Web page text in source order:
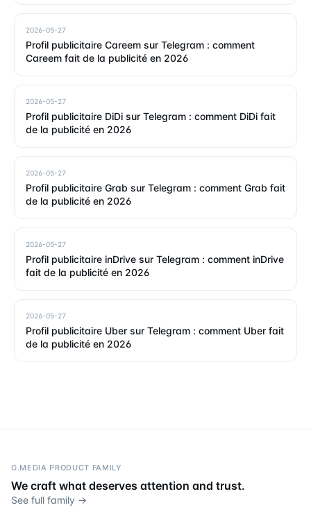
2026-05-27
Profil publicitaire Careem sur Telegram : comment
Careem fait de la publicité en 2026
2026-05-27
Profil publicitaire DiDi sur Telegram : comment DiDi fait
de la publicité en 2026
2026-05-27
Profil publicitaire Grab sur Telegram : comment Grab fait
de la publicité en 2026
2026-05-27
Profil publicitaire inDrive sur Telegram : comment inDrive
fait de la publicité en 2026
2026-05-27
Profil publicitaire Uber sur Telegram : comment Uber fait
de la publicité en 2026
G.MEDIA PRODUCT FAMILY
We craft what deserves attention and trust.
See full family →